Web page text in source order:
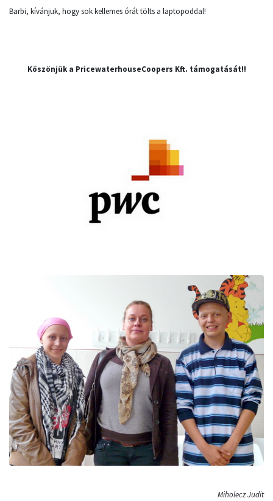
Barbi, kívánjuk, hogy sok kellemes órát tölts a laptopoddal!
Köszönjük a PricewaterhouseCoopers Kft. támogatását!!
Miholecz Judit